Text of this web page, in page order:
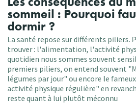
sommeil : Pourquoi
dormir ?
La santé repose sur différents piliers.
trouver : l'alimentation, l'activité
quotidien nous sommes souvent
premiers piliers, on entend souvent
légumes par jour" ou encore le
activité physique régulière" en
reste quant à lui plutôt méconnu